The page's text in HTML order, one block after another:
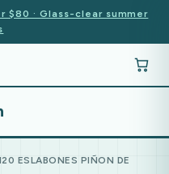
$80 · Glass-clear summer
ESLABONES PIÑON DE